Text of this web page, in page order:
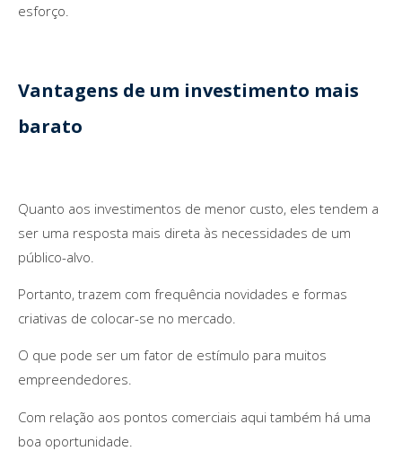
esforço.
Vantagens de um investimento mais
barato
Quanto aos investimentos de menor custo, eles tendem a
ser uma resposta mais direta às necessidades de um
público-alvo.
Portanto, trazem com frequência novidades e formas
criativas de colocar-se no mercado.
O que pode ser um fator de estímulo para muitos
empreendedores.
Com relação aos pontos comerciais aqui também há uma
boa oportunidade.